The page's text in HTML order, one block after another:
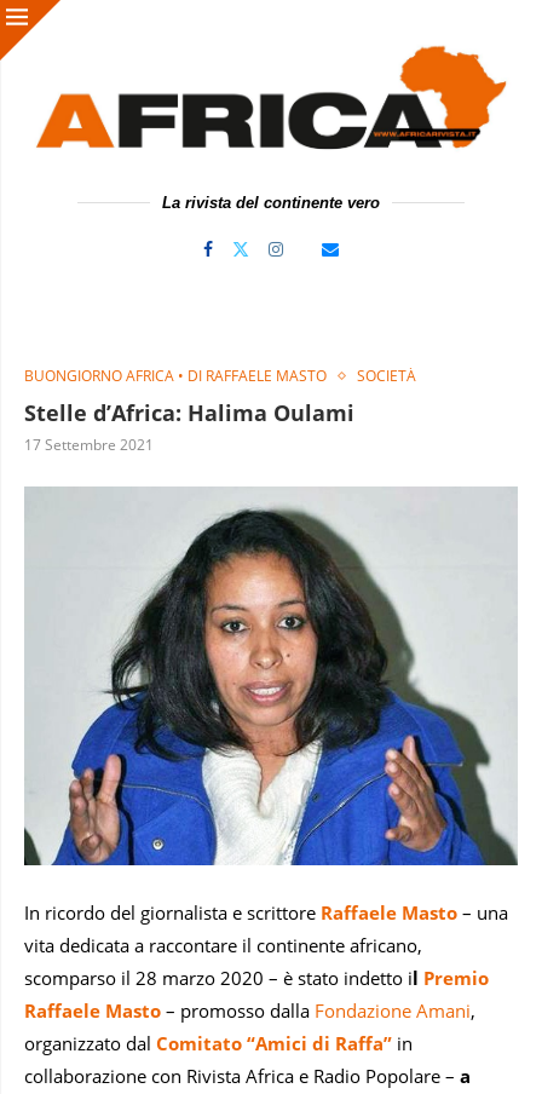
La rivista del continente vero
BUONGIORNO AFRICA • DI RAFFAELE MASTO SOCIETÀ
Stelle d’Africa: Halima Oulami
17 Settembre 2021
In ricordo del giornalista e scrittore Raffaele Masto – una
vita dedicata a raccontare il continente africano,
scomparso il 28 marzo 2020 – è stato indetto il Premio
Raffaele Masto – promosso dalla Fondazione Amani,
organizzato dal Comitato “Amici di Raffa” in
collaborazione con Rivista Africa e Radio Popolare – a